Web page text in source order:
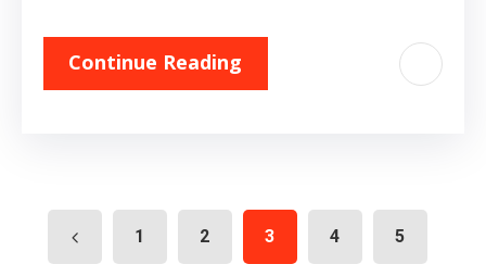
Continue Reading
1 2 3 4 5